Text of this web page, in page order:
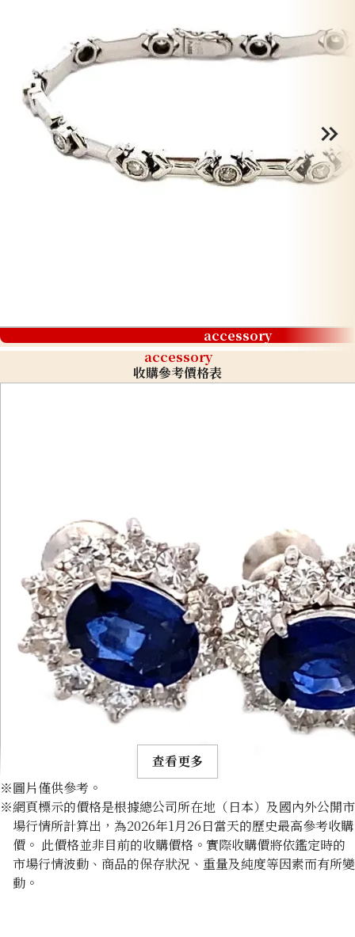
accessory
accessory
收購參考價格表
Platinum (Pt900) earrings
收購參考價格
查看更多
※圖片僅供參考。
※網頁標示的價格是根據總公司所在地（日本）及國內外公開市
場行情所計算出，為2026年1月26日當天的歷史最高參考收購
價。 此價格並非目前的收購價格。實際收購價將依鑑定時的
市場行情波動、商品的保存狀況、重量及純度等因素而有所變
動。